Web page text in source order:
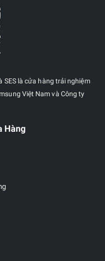
SES là cửa hàng trải nghiệm
Việt Nam và Công ty
Hàng